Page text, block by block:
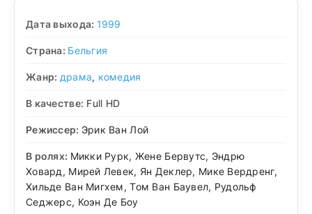
Дата выхода: 1999
Страна: Бельгия
Жанр: драма, комедия
В качестве: Full HD
Режиссер: Эрик Ван Лой
В ролях: Микки Рурк, Жене Бервутс, Эндрю
Ховард, Мирей Левек, Ян Деклер, Мике Вердренг,
Хильде Ван Мигхем, Том Ван Баувел, Рудольф
Седжерс, Коэн Де Боу